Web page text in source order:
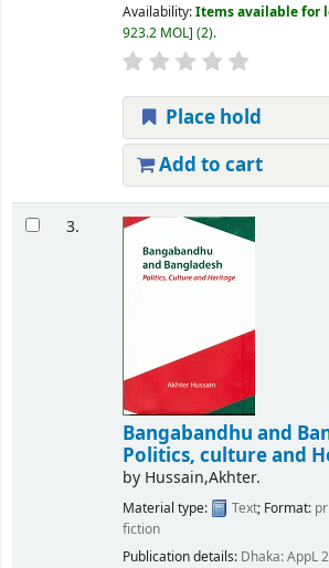
Availability:Items available for
923.2 MOL (2).
Place hold
Add to cart
3.
Bangabandhu and
Politics, culture and
by Hussain,Akhter.
Material type: Text; Format:
fiction
Publication details: Dhaka:AppL